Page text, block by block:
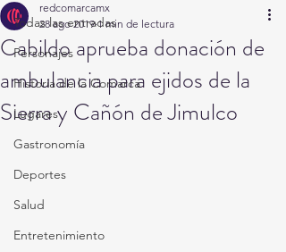
Todas las entradas
Personajes
Historia de la Comarca
Lugares
Gastronomía
Deportes
Salud
Entretenimiento
Cabildo aprueba donación de
ambulancia para ejidos de la
Sierra y Cañón de Jimulco
redcomarcamx
28 ago 2019 1 min de lectura